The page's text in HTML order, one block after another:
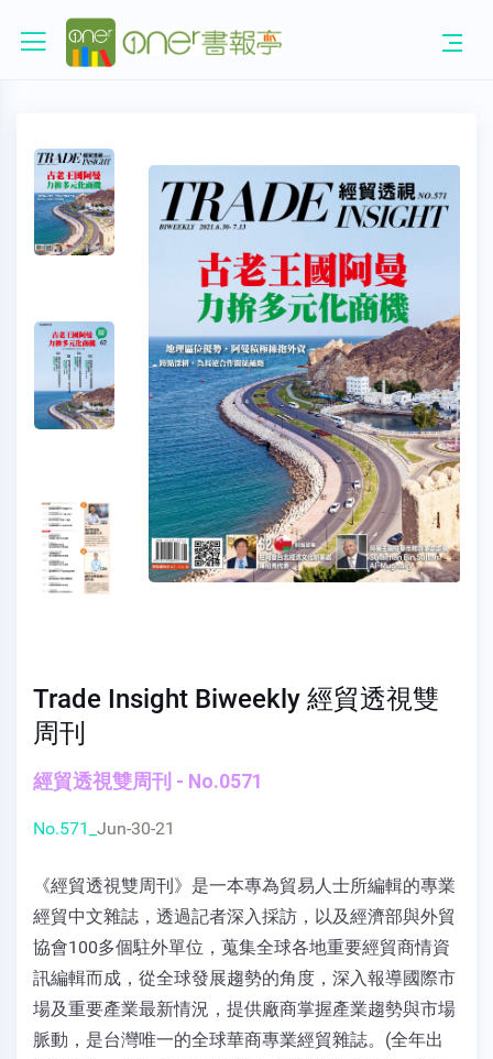
Trade Insight Biweekly 經貿透視雙
周刊
經貿透視雙周刊 - No.0571
No.571_ Jun-30-21
《經貿透視雙周刊》是一本專為貿易人士所編輯的專業
經貿中文雜誌，透過記者深入採訪，以及經濟部與外貿
協會100多個駐外單位，蒐集全球各地重要經貿商情資
訊編輯而成，從全球發展趨勢的角度，深入報導國際市
場及重要產業最新情況，提供廠商掌握產業趨勢與市場
脈動，是台灣唯一的全球華商專業經貿雜誌。(全年出